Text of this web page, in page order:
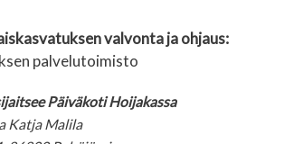
valvonta ja ohjaus:
palvelutoimisto
Päiväkoti Hoijakassa
Katja Malila